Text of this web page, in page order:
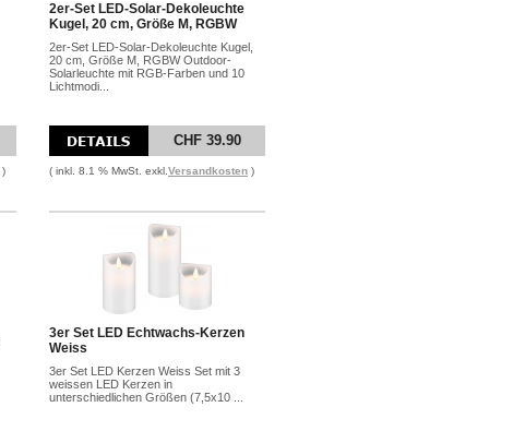
)
2er-Set LED-Solar-Dekoleuchte
Kugel, 20 cm, Größe M, RGBW
2er-Set LED-Solar-Dekoleuchte Kugel,
20 cm, Größe M, RGBW Outdoor-
Solarleuchte mit RGB-Farben und 10
Lichtmodi...
CHF 39.90
( inkl. 8.1 % MwSt. exkl. Versandkosten )
3er Set LED Echtwachs-Kerzen
Weiss
3er Set LED Kerzen Weiss Set mit 3
weissen LED Kerzen in
unterschiedlichen Größen (7,5x10 ...